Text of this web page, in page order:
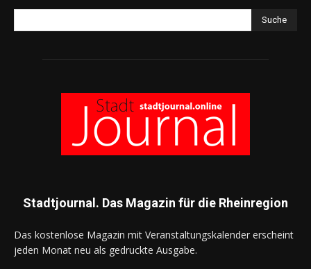
Suche
Stadtjournal. Das Magazin für die Rheinregion
Das kostenlose Magazin mit Veranstaltungskalender erscheint
jeden Monat neu als gedruckte Ausgabe.